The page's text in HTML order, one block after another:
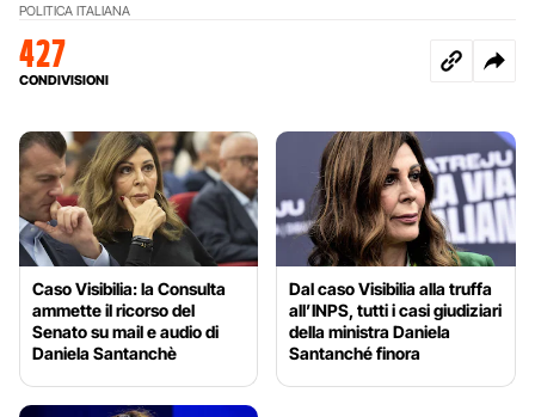
POLITICA ITALIANA
427
CONDIVISIONI
Caso Visibilia: la Consulta
ammette il ricorso del
Senato su mail e audio di
Daniela Santanchè
Dal caso Visibilia alla truffa
all’INPS, tutti i casi giudiziari
della ministra Daniela
Santanché finora